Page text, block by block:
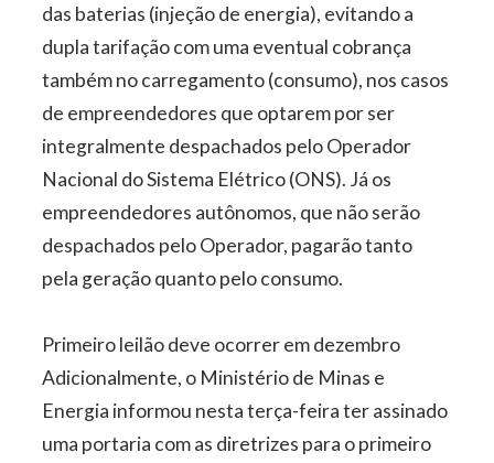
das baterias (injeção de energia), evitando a
dupla tarifação com uma eventual cobrança
também no carregamento (consumo), nos casos
de empreendedores que optarem por ser
integralmente despachados pelo Operador
Nacional do Sistema Elétrico (ONS). Já os
empreendedores autônomos, que não serão
despachados pelo Operador, pagarão tanto
pela geração quanto pelo consumo.
Primeiro leilão deve ocorrer em dezembro
Adicionalmente, o Ministério de Minas e
Energia informou nesta terça-feira ter assinado
uma portaria com as diretrizes para o primeiro